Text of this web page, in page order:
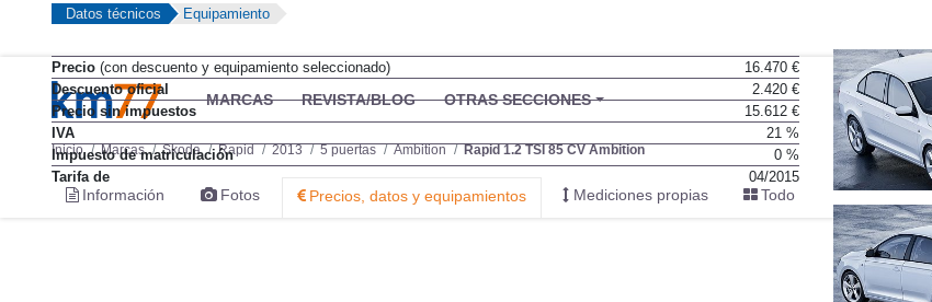
Precio(con descuento y equipamiento seleccionado)
16.470 €
Descuento oficial
2.420 €
Precio sin impuestos
15.612 €
IVA
21 %
Impuesto de matriculación
0 %
Tarifa de
04/2015